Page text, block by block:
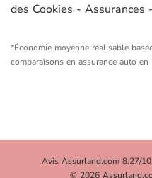
des Cookies - Assurances -
*Économie moyenne réalisable
comparaisons en assurance auto
Avis Assurland.com 8.27/
© 2026